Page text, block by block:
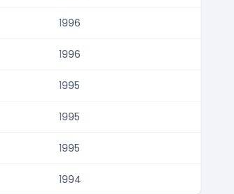
1996
1996
1995
1995
1995
1994